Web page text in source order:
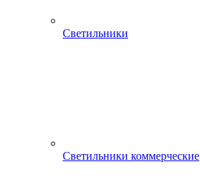
Светильники
Светильники коммерческие